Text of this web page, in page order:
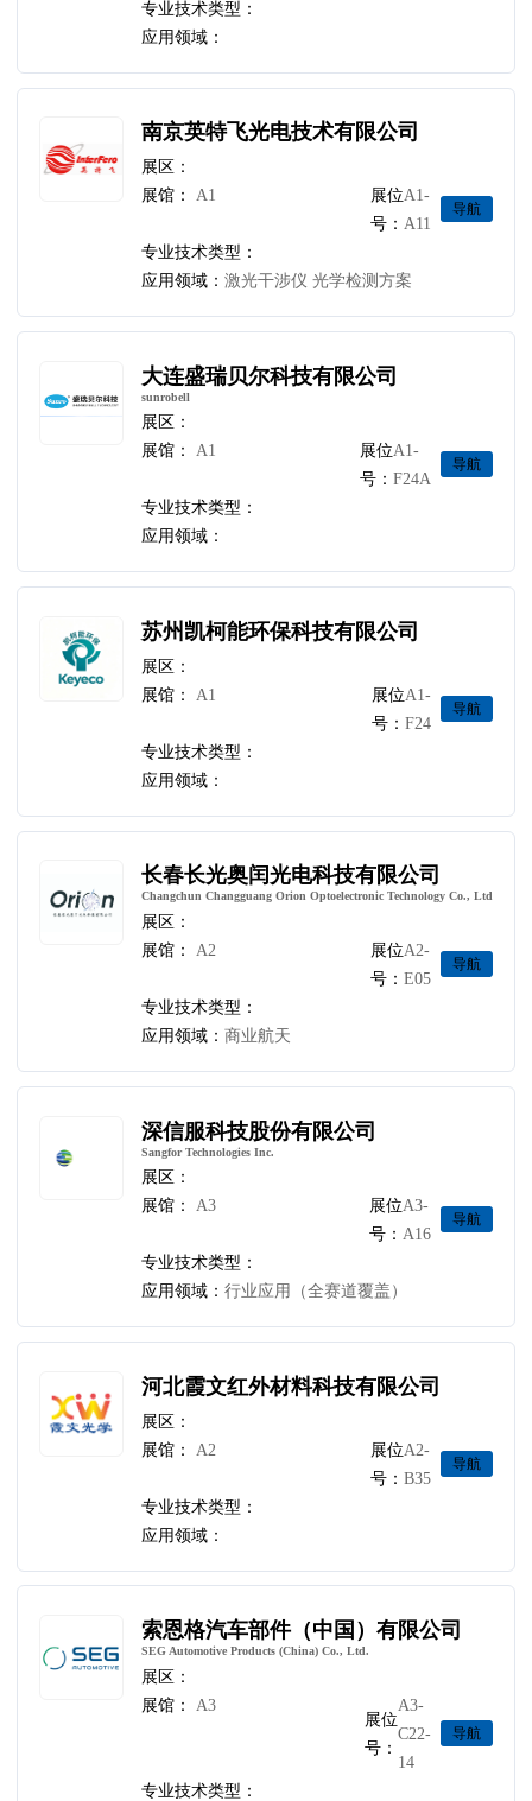
专业技术类型：
应用领域：
南京英特飞光电技术有限公司
展区：
展馆：
A1
展位
号：
A1-
A11
导航
专业技术类型：
应用领域：激光干涉仪 光学检测方案
大连盛瑞贝尔科技有限公司
sunrobell
展区：
展馆：
A1
展位
号：
A1-
F24A
导航
专业技术类型：
应用领域：
苏州凯柯能环保科技有限公司
展区：
展馆：
A1
展位
号：
A1-
F24
导航
专业技术类型：
应用领域：
长春长光奥闰光电科技有限公司
Changchun Changguang Orion Optoelectronic Technology Co., Ltd
展区：
展馆：
A2
展位
号：
A2-
E05
导航
专业技术类型：
应用领域：商业航天
深信服科技股份有限公司
Sangfor Technologies Inc.
展区：
展馆：
A3
展位
号：
A3-
A16
导航
专业技术类型：
应用领域：行业应用（全赛道覆盖）
河北霞文红外材料科技有限公司
展区：
展馆：
A2
展位
号：
A2-
B35
导航
专业技术类型：
应用领域：
索恩格汽车部件（中国）有限公司
SEG Automotive Products (China) Co., Ltd.
展区：
展馆：
A3
展位
号：
A3-
C22-
14
导航
专业技术类型：